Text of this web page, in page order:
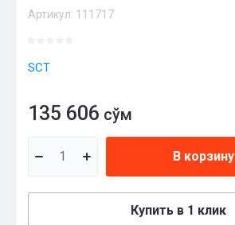
Артикул: 111717
SCT
135 606 сўм
В корзину
Купить в 1 клик